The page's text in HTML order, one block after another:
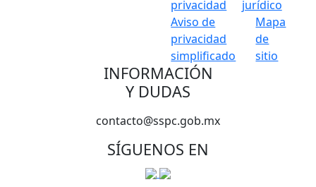
privacidad
jurídico
Aviso de
privacidad
simplificado
Mapa
de
sitio
INFORMACIÓN
Y DUDAS
contacto@sspc.gob.mx
SÍGUENOS EN